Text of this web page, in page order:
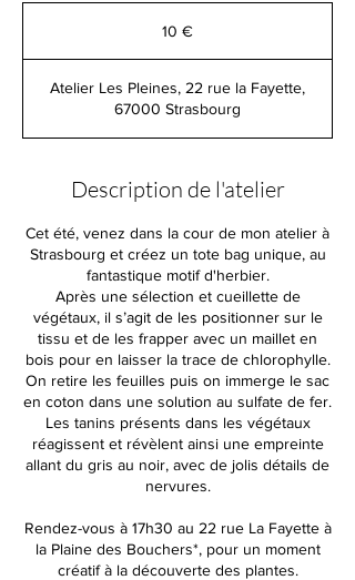
10 €
Atelier Les Pleines, 22 rue la Fayette,
67000 Strasbourg
Description de l'atelier
Cet été, venez dans la cour de mon atelier à
Strasbourg et créez un tote bag unique, au
fantastique motif d'herbier.
Après une sélection et cueillette de
végétaux, il s’agit de les positionner sur le
tissu et de les frapper avec un maillet en
bois pour en laisser la trace de chlorophylle.
On retire les feuilles puis on immerge le sac
en coton dans une solution au sulfate de fer.
Les tanins présents dans les végétaux
réagissent et révèlent ainsi une empreinte
allant du gris au noir, avec de jolis détails de
nervures.
Rendez-vous à 17h30 au 22 rue La Fayette à
la Plaine des Bouchers*, pour un moment
créatif à la découverte des plantes.